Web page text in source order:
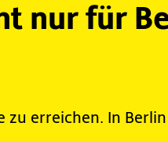
nur für
zu erreichen. In